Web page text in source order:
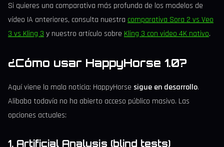
Si quieres una comparativa más profunda de los modelos de
vídeo IA anteriores, consulta nuestra comparativa Sora 2 vs Veo
3 vs Kling 3 y nuestro artículo sobre Kling 3 con video 4K nativo.
¿Cómo usar HappyHorse 1.0?
Aquí viene la mala noticia: HappyHorse sigue en desarrollo.
Alibaba todavía no ha abierto acceso público masivo. Las
opciones actuales:
1. Artificial Analysis (blind tests)